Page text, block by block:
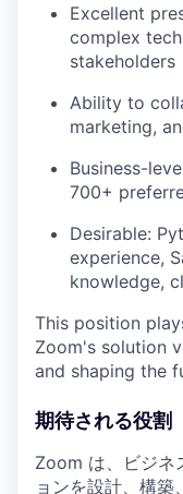
Excellent
complex
stakeholders
Ability to
marketing,
Business-
700+
Desirable:
experience,
knowledge,
This position
Zoom's solution
and shaping the
期待される役割
Zoom は、ビジネ
ョンを設計、構